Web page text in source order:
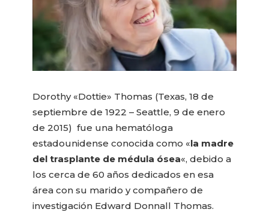
Dorothy «Dottie» Thomas (Texas, 18 de
septiembre de 1922 – Seattle, 9 de enero
de 2015) fue una hematóloga
estadounidense conocida como «la madre
del trasplante de médula ósea«, debido a
los cerca de 60 años dedicados en esa
área con su marido y compañero de
investigación Edward Donnall Thomas.